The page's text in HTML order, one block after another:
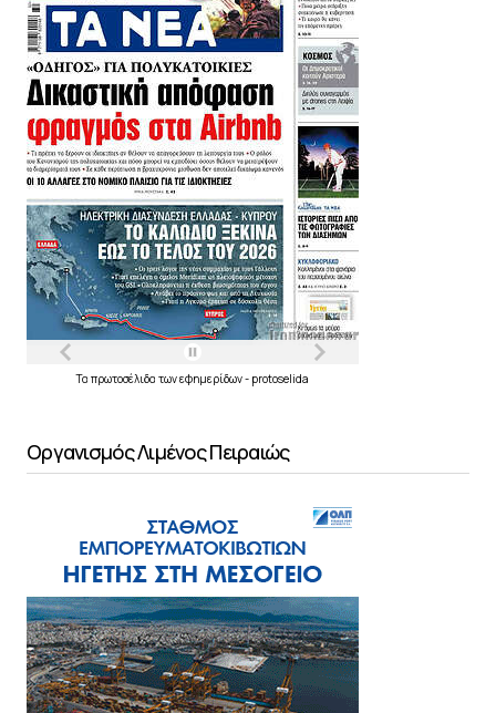
Τα πρωτοσέλιδα τωνεφημερίδων- protoselida
Οργανισμός Λιμένος Πειραιώς